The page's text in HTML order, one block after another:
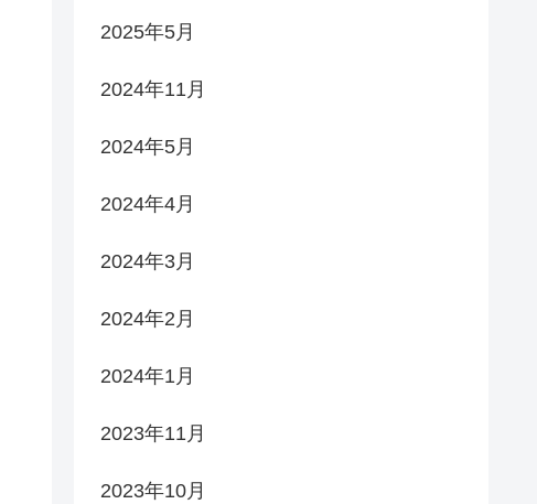
2025年5月
2024年11月
2024年5月
2024年4月
2024年3月
2024年2月
2024年1月
2023年11月
2023年10月